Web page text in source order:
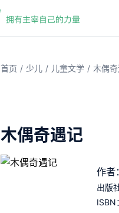
首页 / 少儿 / 儿童文学 / 木偶
木偶奇遇记
作者
出版
ISBN：